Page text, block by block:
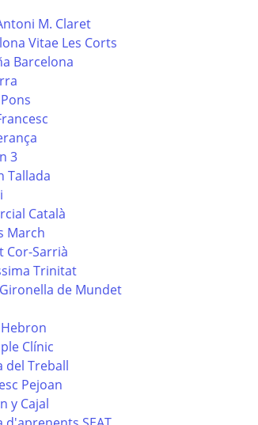
M. Claret
Vitae Les Corts
Barcelona
3
Tallada
Català
March
Cor-Sarrià
Trinitat
de Mundet
Clínic
del Treball
Pejoan
y Cajal